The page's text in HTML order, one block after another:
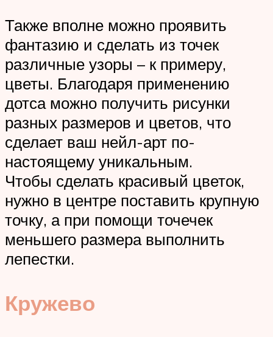
Также вполне можно проявить
фантазию и сделать из точек
различные узоры – к примеру,
цветы. Благодаря применению
дотса можно получить рисунки
разных размеров и цветов, что
сделает ваш нейл-арт по-
настоящему уникальным.
Чтобы сделать красивый цветок,
нужно в центре поставить крупную
точку, а при помощи точечек
меньшего размера выполнить
лепестки.
Кружево